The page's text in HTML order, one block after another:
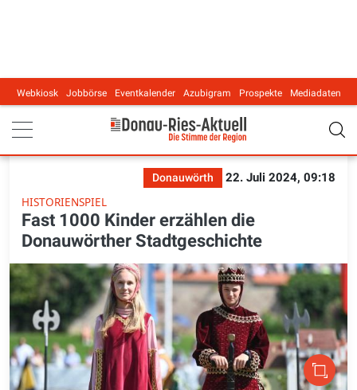
Main navigation
Webkiosk Jobbörse Eventkalender Azubigram Prospekte Mediadaten
Donauwörth
22. Juli 2024, 09:18
HISTORIENSPIEL
Fast 1000 Kinder erzählen die
Donauwörther Stadtgeschichte